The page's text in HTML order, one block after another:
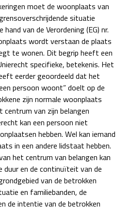
moet de woonplaats van
situatie
van de Verordening (EG) nr.
wordt verstaan de plaats
te wonen. Dit begrip heeft een
specifieke, betekenis. Het
eerder geoordeeld dat het
persoon woont” doelt op de
zijn normale woonplaats
van zijn belangen
kan een persoon niet
hebben. Wel kan iemand
in een andere lidstaat hebben.
het centrum van belangen kan
duur en de continuïteit van de
van de betrokken
en familiebanden, de
de intentie van de betrokken